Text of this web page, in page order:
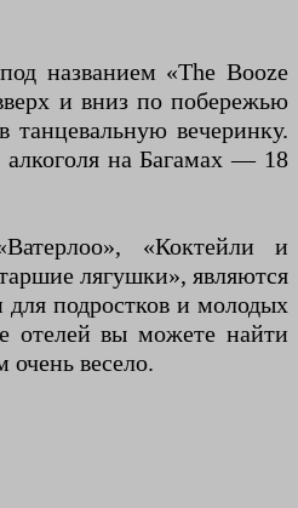
названием «The Booze
и вниз по побережью
танцевальную вечеринку.
алкоголя на Багамах — 18
«Коктейли и
лягушки», являются
подростков и молодых
отелей вы можете найти
очень весело.